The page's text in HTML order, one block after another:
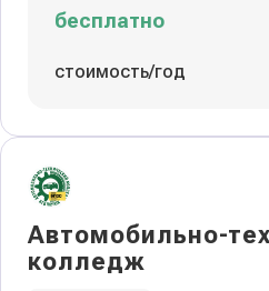
бесплатно
стоимость/год
Автомобильно-
колледж